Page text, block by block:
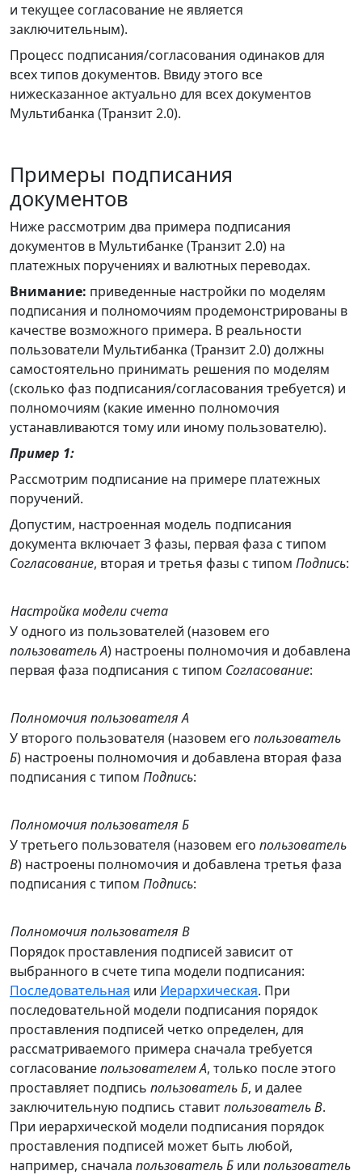
и текущее согласование не является
заключительным).
Процесс подписания/согласования одинаков для
всех типов документов. Ввиду этого все
нижесказанное актуально для всех документов
Мультибанка (Транзит 2.0).
Примеры подписания
документов
Ниже рассмотрим два примера подписания
документов в Мультибанке (Транзит 2.0) на
платежных поручениях и валютных переводах.
Внимание: приведенные настройки по моделям
подписания и полномочиям продемонстрированы в
качестве возможного примера. В реальности
пользователи Мультибанка (Транзит 2.0) должны
самостоятельно принимать решения по моделям
(сколько фаз подписания/согласования требуется) и
полномочиям (какие именно полномочия
устанавливаются тому или иному пользователю).
Пример 1:
Рассмотрим подписание на примере платежных
поручений.
Допустим, настроенная модель подписания
документа включает 3 фазы, первая фаза с типом
Согласование, вторая и третья фазы с типом Подпись:
Настройка модели счета
У одного из пользователей (назовем его
пользователь А) настроены полномочия и добавлена
первая фаза подписания с типом Согласование:
Полномочия пользователя А
У второго пользователя (назовем его пользователь
Б) настроены полномочия и добавлена вторая фаза
подписания с типом Подпись:
Полномочия пользователя Б
У третьего пользователя (назовем его пользователь
В) настроены полномочия и добавлена третья фаза
подписания с типом Подпись:
Полномочия пользователя В
Порядок проставления подписей зависит от
выбранного в счете типа модели подписания:
Последовательная или Иерархическая. При
последовательной модели подписания порядок
проставления подписей четко определен, для
рассматриваемого примера сначала требуется
согласованиепользователем А, только после этого
проставляет подпись пользователь Б, и далее
заключительную подпись ставитпользователь В.
При иерархической модели подписания порядок
проставления подписей может быть любой,
например, сначала пользователь Б или пользователь